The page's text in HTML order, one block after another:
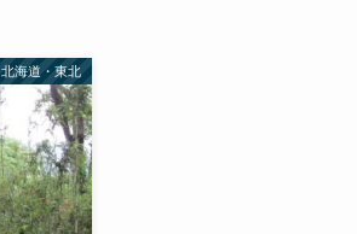
北海道・東北